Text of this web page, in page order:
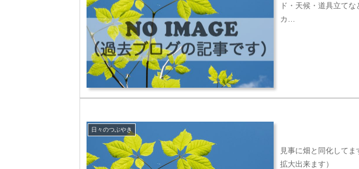
ド・天候・道具立て
カ…
日々のつぶやき
見事に畑と同化して
拡大出来ます）